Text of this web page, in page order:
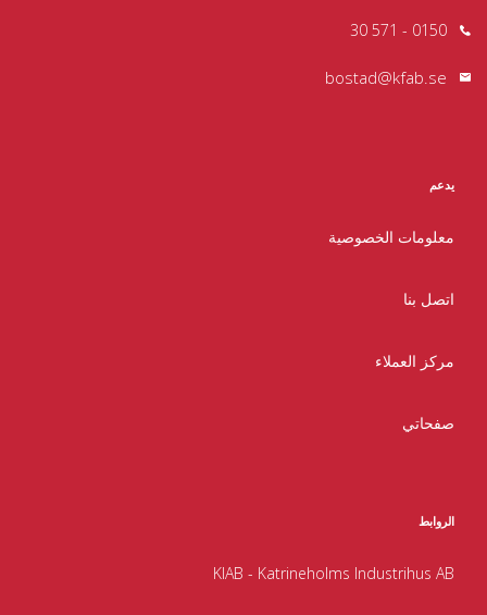
0150 - 571 30
bostad@kfab.se
يدعم
معلومات الخصوصية
اتصل بنا
مركز العملاء
صفحاتي
الروابط
KIAB - Katrineholms Industrihus AB